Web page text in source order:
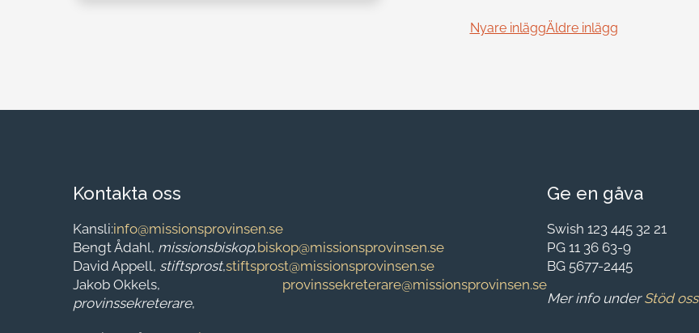
Nyare inläggÄldre inlägg
Kontakta oss
Kansli:info@missionsprovinsen.se
Bengt Ådahl, missionsbiskop,biskop@missionsprovinsen.se
David Appell, stiftsprost,stiftsprost@missionsprovinsen.se
Jakob Okkels,
provinssekreterare,
provinssekreterare@missionsprovinsen.se
Ge en gåva
Swish 123 445 32 21
PG 11 36 63-9
BG 5677-2445
Mer info underStöd oss